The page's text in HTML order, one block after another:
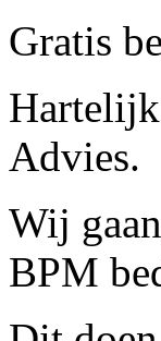
Gratis
Advies.
Wij
BPM